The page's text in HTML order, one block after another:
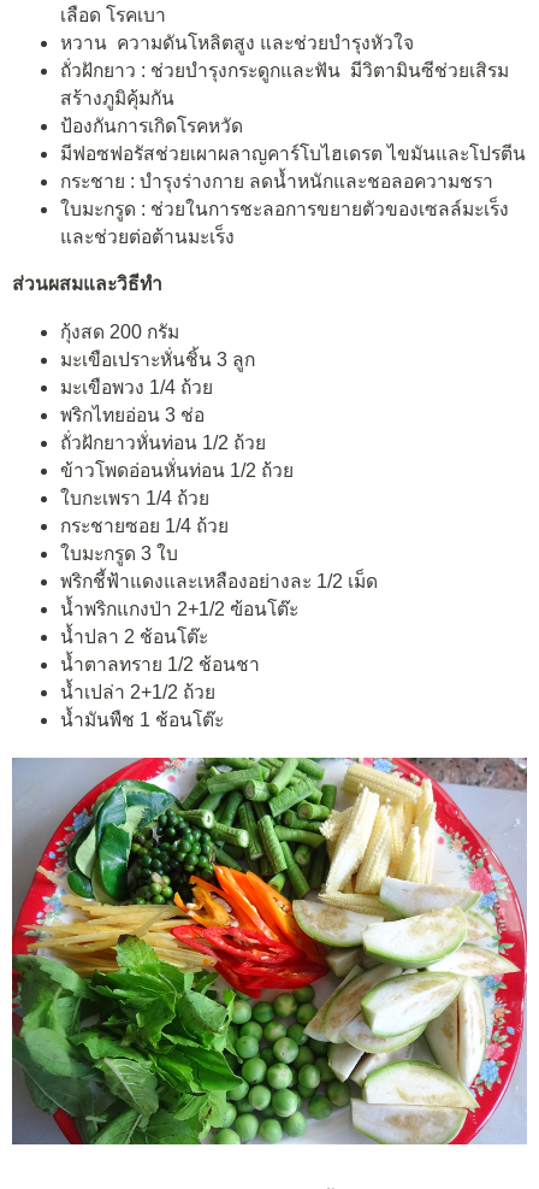
เลือด โรคเบา
หวาน ความดันโหลิตสูง และช่วยบำรุงหัวใจ
ถั่วฝักยาว : ช่วยบำรุงกระดูกและฟัน มีวิตามินซีช่วยเสิรม
สร้างภูมิคุ้มกัน
ป้องกันการเกิดโรคหวัด
มีฟอซฟอรัสช่วยเผาผลาญคาร์โบไฮเดรต ไขมันและโปรตีน
กระชาย : บำรุงร่างกาย ลดน้ำหนักและชอลอความชรา
ใบมะกรูด : ช่วยในการชะลอการขยายตัวของเซลล์มะเร็ง
และช่วยต่อต้านมะเร็ง
ส่วนผสมและวิธีทำ
กุ้งสด 200 กรัม
มะเขือเปราะหั่นชิ้น 3 ลูก
มะเขือพวง 1/4 ถ้วย
พริกไทยอ่อน 3 ช่อ
ถั่วฝักยาวหั่นท่อน 1/2 ถ้วย
ข้าวโพดอ่อนหั่นท่อน 1/2 ถ้วย
ใบกะเพรา 1/4 ถ้วย
กระชายซอย 1/4 ถ้วย
ใบมะกรูด 3 ใบ
พริกชี้ฟ้าแดงและเหลืองอย่างละ 1/2 เม็ด
น้ำพริกแกงป่า 2+1/2 ฃ้อนโต๊ะ
น้ำปลา 2 ช้อนโต๊ะ
น้ำตาลทราย 1/2 ช้อนชา
น้ำเปล่า 2+1/2 ถ้วย
น้ำมันพืช 1 ช้อนโต๊ะ